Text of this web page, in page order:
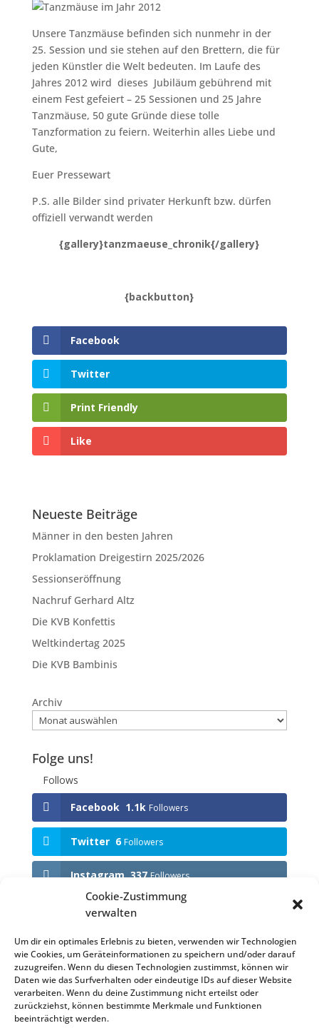
Cookie-Zustimmung
verwalten
Um dir ein optimales Erlebnis zu bieten, verwenden wir Technologien
wie Cookies, um Geräteinformationen zu speichern und/oder darauf
zuzugreifen. Wenn du diesen Technologien zustimmst, können wir
Daten wie das Surfverhalten oder eindeutige IDs auf dieser Website
verarbeiten. Wenn du deine Zustimmung nicht erteilst oder
zurückziehst, können bestimmte Merkmale und Funktionen
beeinträchtigt werden.
Unsere Tanzmäuse befinden sich nunmehr in der
25. Session und sie stehen auf den Brettern, die für
jeden Künstler die Welt bedeuten. Im Laufe des
Jahres 2012 wird dieses Jubiläum gebührend mit
einem Fest gefeiert – 25 Sessionen und 25 Jahre
Tanzmäuse, 50 gute Gründe diese tolle
Tanzformation zu feiern. Weiterhin alles Liebe und
Gute,
Euer Pressewart
P.S. alle Bilder sind privater Herkunft bzw. dürfen
offiziell verwandt werden
{gallery}tanzmaeuse_chronik{/gallery}
{backbutton}
Facebook
Twitter
Print Friendly
Like
Neueste Beiträge
Männer in den besten Jahren
Proklamation Dreigestirn 2025/2026
Sessionseröffnung
Nachruf Gerhard Altz
Die KVB Konfettis
Weltkindertag 2025
Die KVB Bambinis
Archiv
Folge uns!
Follows
Facebook 1.1k Followers
Twitter 6 Followers
Instagram 337 Followers
Anstehende Events
KEINE VERANSTALTUNGEN